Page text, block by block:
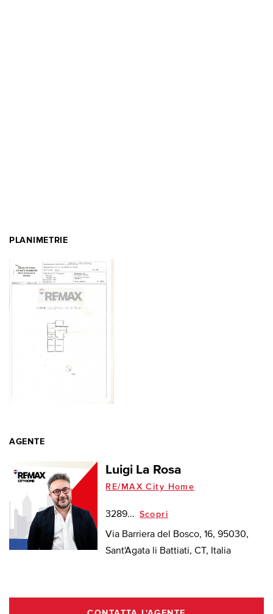
PLANIMETRIE
AGENTE
Luigi La Rosa
RE/MAX City Home
3289... Scopri
Via Barriera del Bosco, 16, 95030,
Sant'Agata li Battiati, CT, Italia